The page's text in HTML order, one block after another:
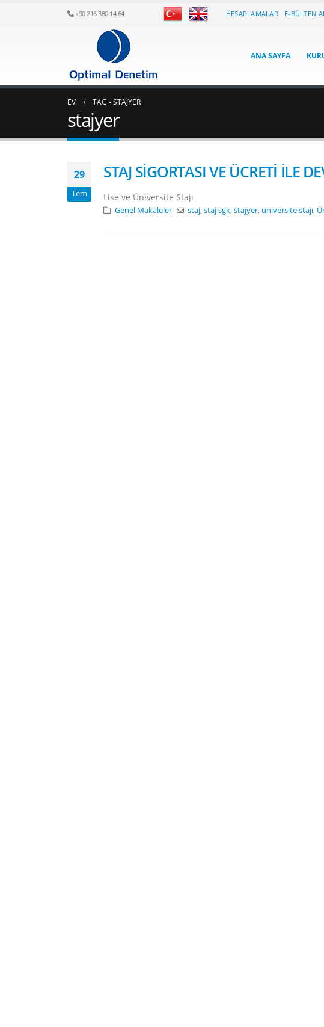
+90 216 380 14 64 - HESAPLAMALAR E-BÜLTEN
ANA SAYFA
EV TAG -STAJYER
stajyer
29
Tem
STAJ SİGORTASI VE ÜCRETİ İLE
Lise ve Üniversite Stajı
Genel Makaleler staj,staj sgk,stajyer, üniversite stajı,